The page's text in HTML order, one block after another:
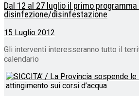
Dal 12 al 27 luglio il primo
disinfezione/disinfestazione
15 Luglio 2012
Gli interventi interesseranno tutto il
calendario